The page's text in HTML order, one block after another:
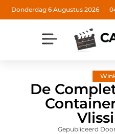
Donderdag 6 Augustus 2026
De
Gepubliceerd